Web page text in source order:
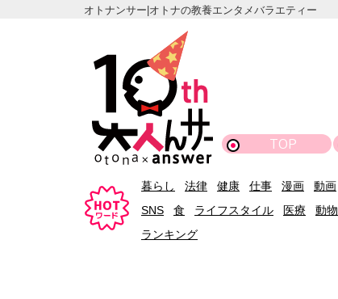
オトナンサー|オトナの教養エンタメバラエティー
TOP
暮らし 法律 健康 仕事 漫画 動画
SNS
食 ライフスタイル 医療 動物
ランキング